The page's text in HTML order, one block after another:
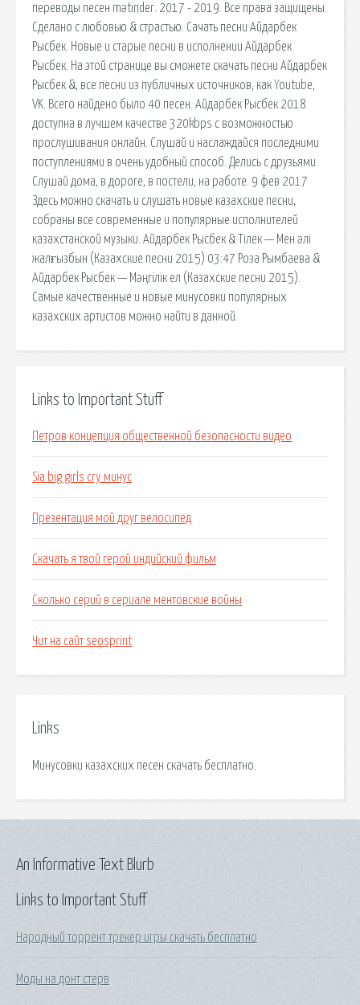
переводы песен mәtinder. 2017 - 2019. Все права защищены.
Сделано с любовью & страстью. Сачать песни Айдарбек
Рысбек. Новые и старые песни в исполнении Айдарбек
Рысбек. На этой странице вы сможете скачать песни Айдарбек
Рысбек &, все песни из публичных источников, как Youtube,
VK. Всего найдено было 40 песен. Айдарбек Рысбек 2018
доступна в лучшем качестве 320kbps с возможностью
прослушивания онлайн. Слушай и наслаждайся последними
поступлениями в очень удобный способ. Делись с друзьями.
Слушай дома, в дороге, в постели, на работе. 9 фев 2017
Здесь можно скачать и слушать новые казахские песни,
собраны все современные и популярные исполнителей
казахстанской музыки. Айдарбек Рысбек & Тілек — Мен әлі
жалғызбын (Казахские песни 2015) 03:47 Роза Рымбаева &
Айдарбек Рысбек — Мәңгілік ел (Казахские песни 2015).
Самые качественные и новые минусовки популярных
казахских артистов можно найти в данной.
Links to Important Stuff
Петров концепция общественной безопасности видео
Sia big girls cry минус
Презентация мой друг велосипед
Скачать я твой герой индийский фильм
Сколько серий в сериале ментовские войны
Чит на сайт seosprint
Links
Минусовки казахских песен скачать бесплатно.
Links to Important Stuff
Народный торрент трекер игры скачать бесплатно
Моды на донт стерв
An Informative Text Blurb